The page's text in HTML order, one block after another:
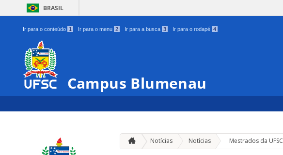
BRASIL
Ir para o conteúdo 1 Ir para o menu 2 Ir para a busca 3 Ir para o rodapé 4
Campus Blumenau
Notícias Notícias » Mestrados da